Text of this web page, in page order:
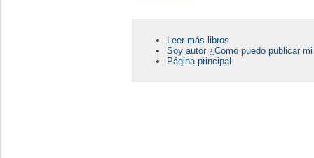
Leer más libros
Soy autor ¿Como puedo publicar
Página principal